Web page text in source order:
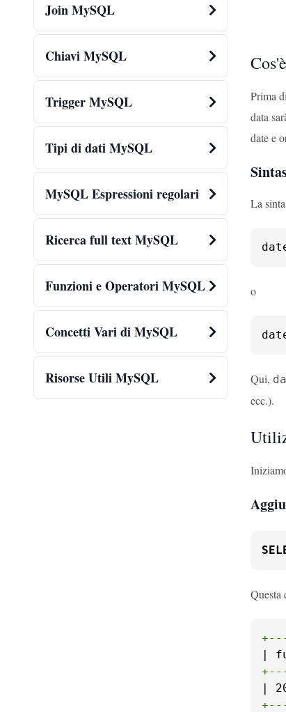
Join MySQL
Chiavi MySQL
Trigger MySQL
Tipi di dati MySQL
MySQL Espressioni regolari
Ricerca full text MySQL
Funzioni e Operatori MySQL
Concetti Vari di MySQL
Risorse Utili MySQL
Prima
data
date e
La
o
Qui,
ecc.).
Questa